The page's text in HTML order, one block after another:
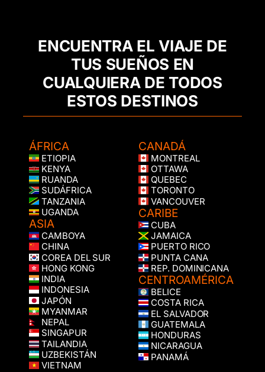
ENCUENTRA EL VIAJE DE
TUS SUEÑOS EN
CUALQUIERA DE TODOS
ESTOS DESTINOS
ÁFRICA
ETIOPIA
KENYA
RUANDA
SUDÁFRICA
TANZANIA
UGANDA
ASIA
CAMBOYA
CHINA
COREA DEL SUR
HONG KONG
INDIA
INDONESIA
JAPÓN
MYANMAR
NEPAL
SINGAPUR
TAILANDIA
UZBEKISTÁN
VIETNAM
CANADÁ
MONTREAL
OTTAWA
QUEBEC
TORONTO
VANCOUVER
CARIBE
CUBA
JAMAICA
PUERTO RICO
PUNTA CANA
REP. DOMINICANA
CENTROAMÉRICA
BELICE
COSTA RICA
EL SALVADOR
GUATEMALA
HONDURAS
NICARAGUA
PANAMÁ